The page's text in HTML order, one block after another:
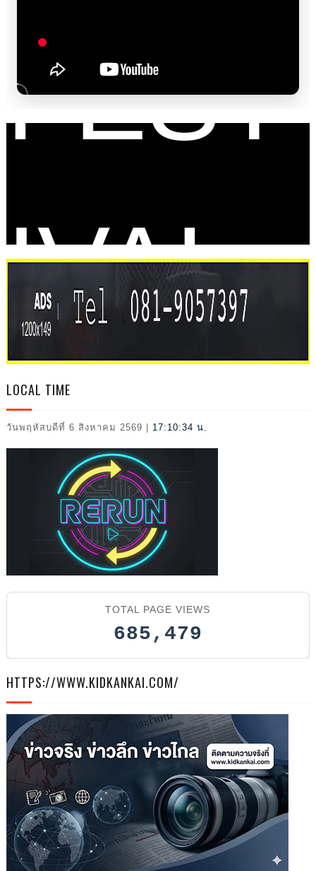
FEST
IVAL
2026
LOCAL TIME
วันพฤหัสบดีที่ 6 สิงหาคม 2569 17:10:35 น.
TOTAL PAGE VIEWS
685,479
HTTPS://WWW.KIDKANKAI.COM/